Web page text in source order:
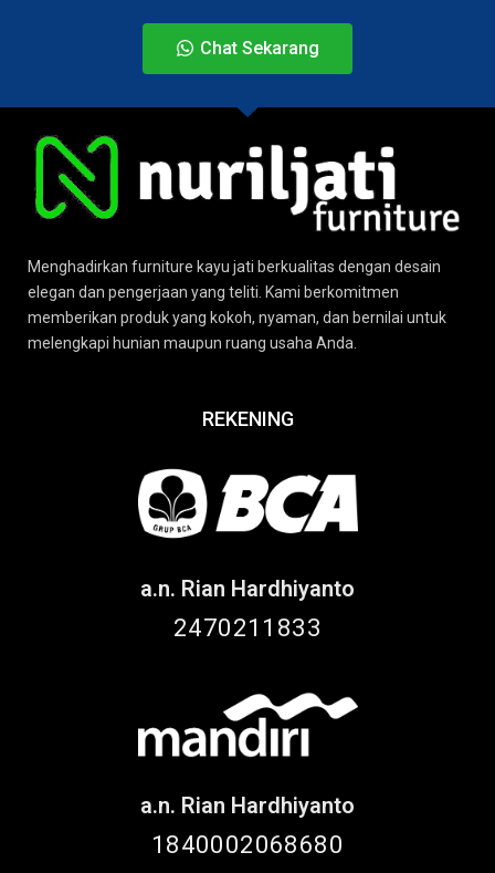
Chat Sekarang
Menghadirkan furniture kayu jati berkualitas dengan desain
elegan dan pengerjaan yang teliti. Kami berkomitmen
memberikan produk yang kokoh, nyaman, dan bernilai untuk
melengkapi hunian maupun ruang usaha Anda.
REKENING
a.n. Rian Hardhiyanto
2470211833
a.n. Rian Hardhiyanto
1840002068680